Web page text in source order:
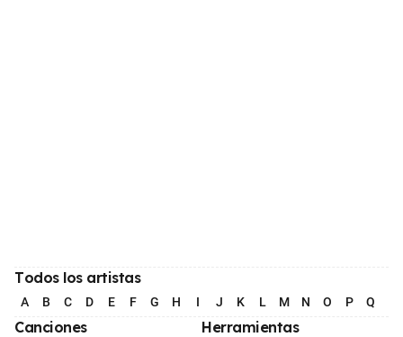
Todos los artistas
A B C D E F G H I J K L M N O P Q
Canciones Herramientas